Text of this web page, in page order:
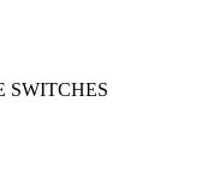
SWITCHES